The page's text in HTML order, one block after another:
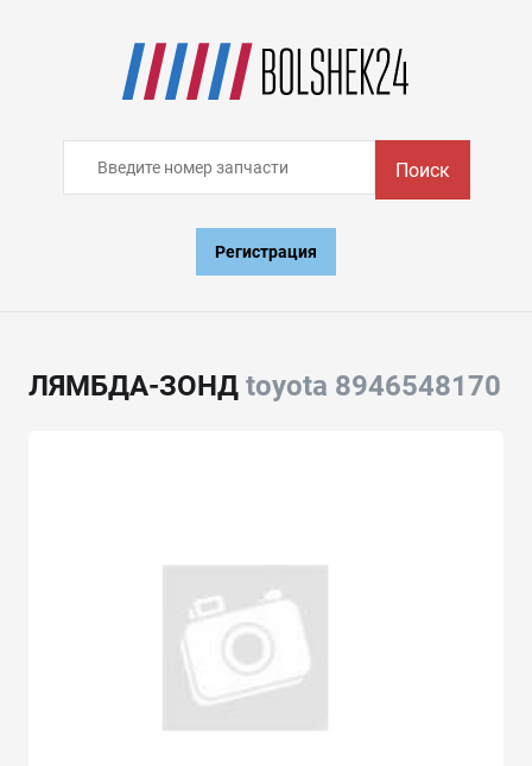
Поиск
Регистрация
ЛЯМБДА-ЗОНД toyota 8946548170